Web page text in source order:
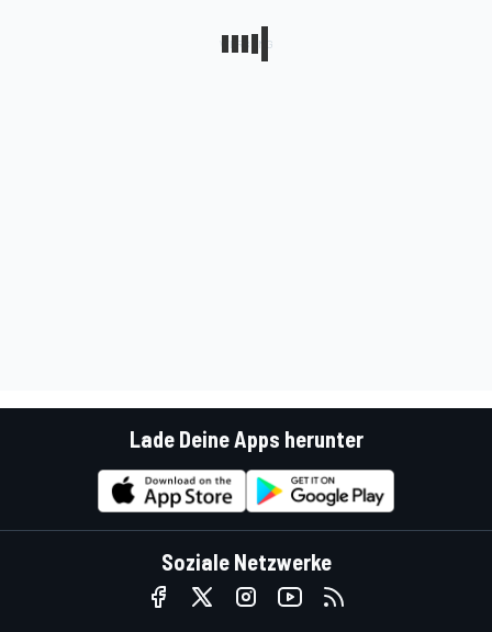
Lade Deine Apps herunter
Soziale Netzwerke